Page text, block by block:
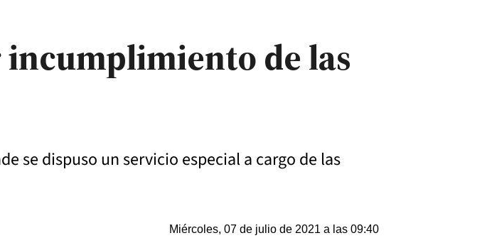
de las
se dispuso un servicio especial a cargo de las
Miércoles, 07 de julio de 2021 a las 09:40